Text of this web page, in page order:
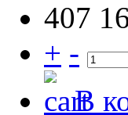
407
+ -
В